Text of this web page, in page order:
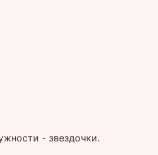
- звездочки.